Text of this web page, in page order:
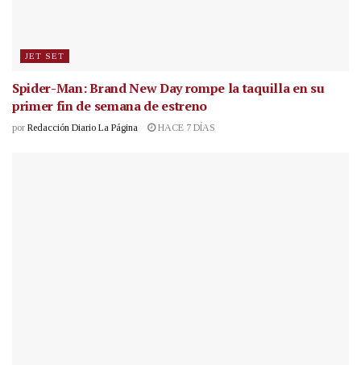
JET SET
Spider-Man: Brand New Day rompe la taquilla en su
primer fin de semana de estreno
por Redacción Diario La Página HACE 7 DÍAS